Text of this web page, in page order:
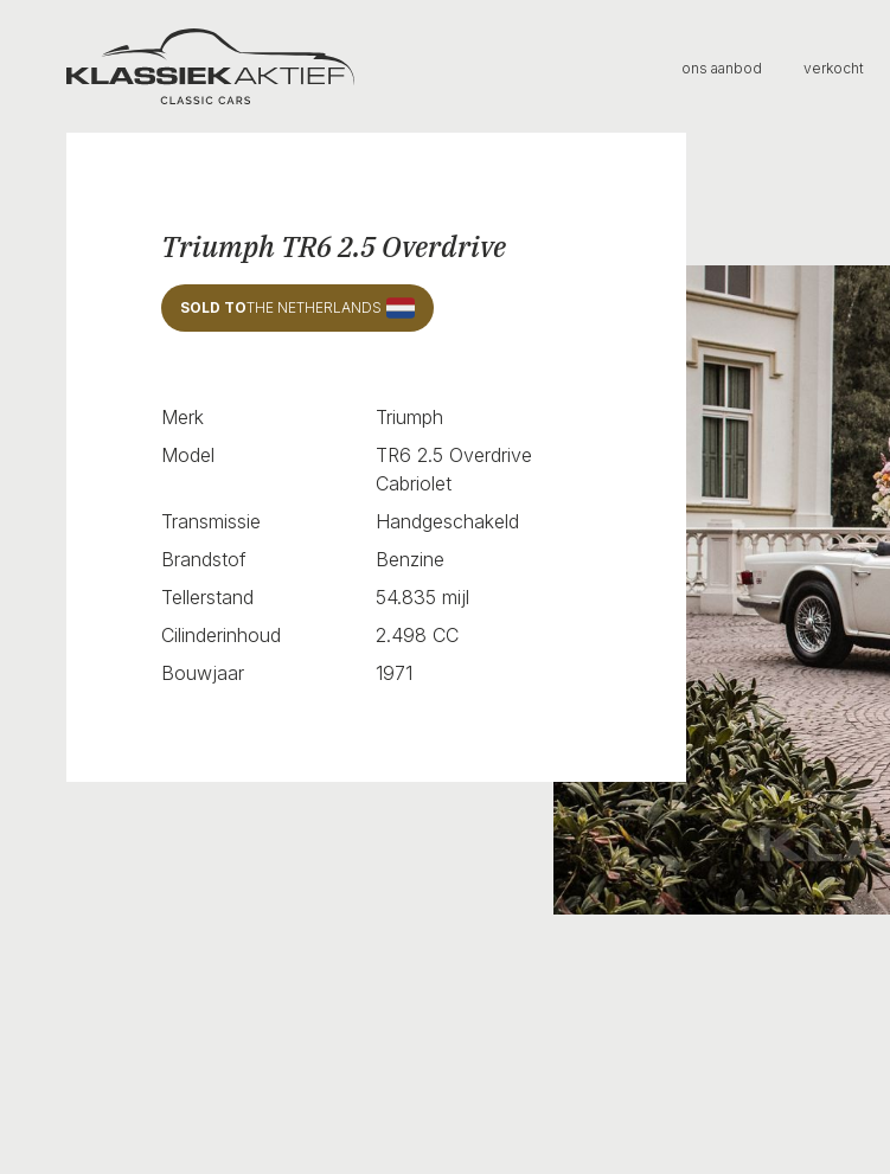
Klassiek Aktief
ons aanbod verkocht
Triumph TR6 2.5 Overdrive
SOLD TOTHE NETHERLANDS
Merk
Triumph
Model
TR6 2.5 Overdrive
Cabriolet
Transmissie
Handgeschakeld
Brandstof
Benzine
Tellerstand
54.835 mijl
Cilinderinhoud
2.498 CC
Bouwjaar
1971